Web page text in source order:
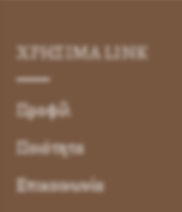
ΧΡΗΣΙΜA LINK
Προφίλ
Ποιότητα
Επικοινωνία